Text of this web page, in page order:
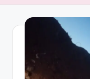
s
o